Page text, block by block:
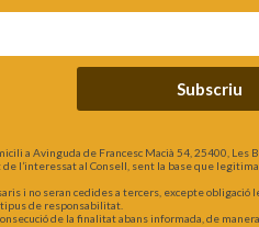
Subscriu
a Avinguda de Francesc Macià 54, 25400, Les
l’interessat al Consell, sent la base que
i no seran cedides a tercers, excepte obligació
de responsabilitat.
de la finalitat abans informada, de